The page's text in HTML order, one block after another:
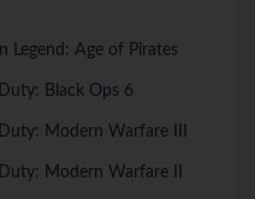
Legend: Age of Pirates
Black Ops 6
Modern Warfare III
Modern Warfare II